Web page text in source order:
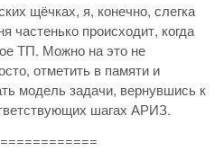
щёчках, я, конечно, слегка
частенько происходит, когда
ТП. Можно на это не
отметить в памяти и
модель задачи, вернувшись к
шагах АРИЗ.